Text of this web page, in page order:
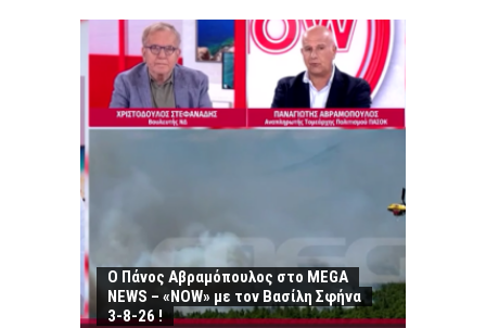
Ο Πάνος Αβραμόπουλος στο MEGA
NEWS – «NOW» με τον Βασίλη Σφήνα
3-8-26 !